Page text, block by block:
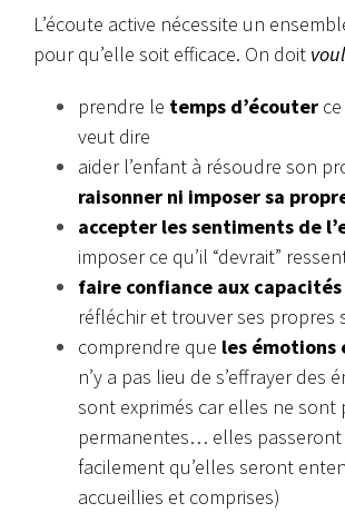
L’écoute active nécessite un
pour qu’elle soit efficace. On doit
prendre le temps d’écouter
veut dire
aider l’enfant à résoudre son
raisonner ni imposer sa
accepter les sentiments de
imposer ce qu’il “devrait”
faire confiance aux
réfléchir et trouver ses propres
comprendre que les émotions
n’y a pas lieu de s’effrayer des
sont exprimés car elles ne sont
permanentes… elles passeront
facilement qu’elles seront
accueillies et comprises)